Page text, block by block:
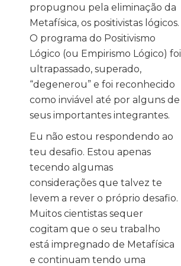
propugnou pela eliminação da
Metafísica, os positivistas lógicos.
O programa do Positivismo
Lógico (ou Empirismo Lógico) foi
ultrapassado, superado,
“degenerou” e foi reconhecido
como inviável até por alguns de
seus importantes integrantes.
Eu não estou respondendo ao
teu desafio. Estou apenas
tecendo algumas
considerações que talvez te
levem a rever o próprio desafio.
Muitos cientistas sequer
cogitam que o seu trabalho
está impregnado de Metafísica
e continuam tendo uma